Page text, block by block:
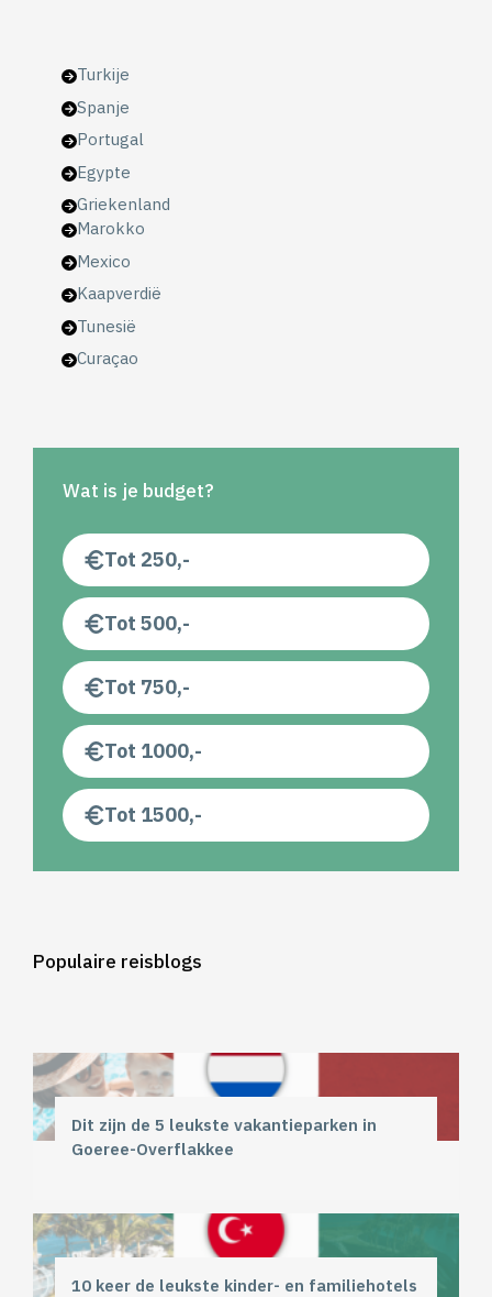
Turkije
Spanje
Portugal
Egypte
Griekenland
Marokko
Mexico
Kaapverdië
Tunesië
Curaçao
Wat is je budget?
Tot 250,-
Tot 500,-
Tot 750,-
Tot 1000,-
Tot 1500,-
Populaire reisblogs
Dit zijn de 5 leukste vakantieparken in
Goeree-Overflakkee
10 keer de leukste kinder- en familiehotels